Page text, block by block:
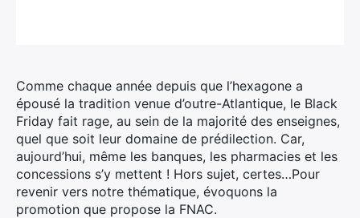
Comme chaque année depuis que l’hexagone a
épousé la tradition venue d’outre-Atlantique, le Black
Friday fait rage, au sein de la majorité des enseignes,
quel que soit leur domaine de prédilection. Car,
aujourd’hui, même les banques, les pharmacies et les
concessions s’y mettent ! Hors sujet, certes…Pour
revenir vers notre thématique, évoquons la
promotion que propose la FNAC.